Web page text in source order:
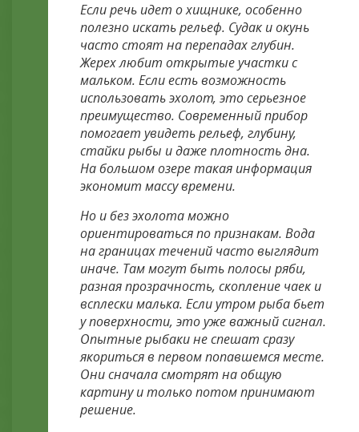
Если речь идет о хищнике, особенно
полезно искать рельеф. Судак и окунь
часто стоят на перепадах глубин.
Жерех любит открытые участки с
мальком. Если есть возможность
использовать эхолот, это серьезное
преимущество. Современный прибор
помогает увидеть рельеф, глубину,
стайки рыбы и даже плотность дна.
На большом озере такая информация
экономит массу времени.
Но и без эхолота можно
ориентироваться по признакам. Вода
на границах течений часто выглядит
иначе. Там могут быть полосы ряби,
разная прозрачность, скопление чаек и
всплески малька. Если утром рыба бьет
у поверхности, это уже важный сигнал.
Опытные рыбаки не спешат сразу
якориться в первом попавшемся месте.
Они сначала смотрят на общую
картину и только потом принимают
решение.